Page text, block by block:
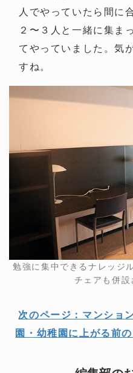
人でやっていたら間に
２〜３人と一緒に集ま
てやっていました。気
すね。
勉強に集中できるナレッジ
チェアも併設
次のページ：マンショ
園・幼稚園に上がる前